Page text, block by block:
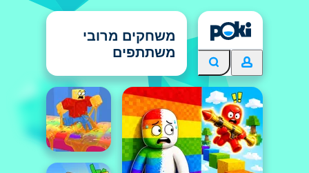
משחקים מרובי
משתתפים